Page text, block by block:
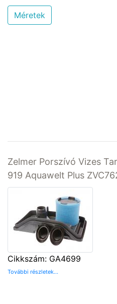
Méretek
Zelmer Porszívó Vizes
919 Aquawelt Plus
Cikkszám: GA4699
További részletek...